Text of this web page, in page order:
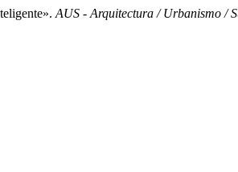
AUS - Arquitectura / Urbanismo /